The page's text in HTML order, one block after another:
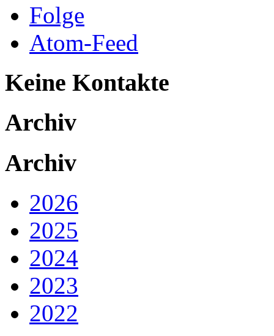
Folge
Atom-Feed
Keine Kontakte
Archiv
Archiv
2026
2025
2024
2023
2022